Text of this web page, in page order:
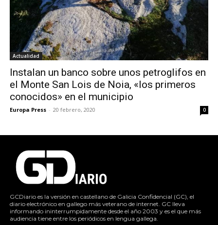
Actualidad
Instalan un banco sobre unos petroglifos en
el Monte San Lois de Noia, «los primeros
conocidos» en el municipio
Europa Press - 20 febrero, 2020 0
GCDiario es la versión en castellano de Galicia Confidencial (GC), el
diario electrónico en gallego más veterano de internet. GC lleva
informando ininterrumpidamente desde el año 2003 y es el que más
audiencia tiene entre los periódicos en lengua gallega.